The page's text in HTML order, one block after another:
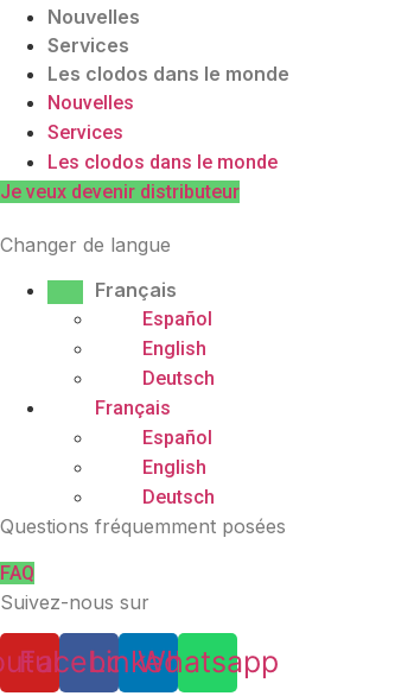
Nouvelles
Services
Les clodos dans le monde
Nouvelles
Services
Les clodos dans le monde
Je veux devenir distributeur
Changer de langue
Français
Español
English
Deutsch
Français
Español
English
Deutsch
Questions fréquemment posées
FAQ
Suivez-nous sur
Facebook
Linkedin
Whatsapp